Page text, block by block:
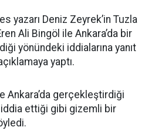
yazarı Deniz Zeyrek’in Tuzla
Ali Bingöl ile Ankara’da bir
yönündeki iddialarına yanıt
yaptı.
Ankara’da gerçekleştirdiği
ettiği gibi gizemli bir